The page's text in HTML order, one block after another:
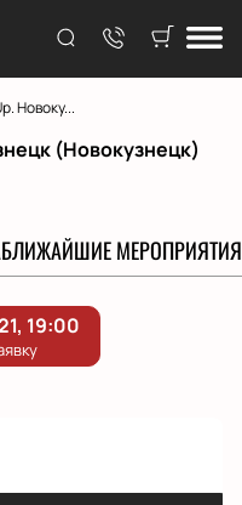
Новоку...
(Новокузнецк)
БЛИЖАЙШИЕ МЕРОПРИЯТИЯ